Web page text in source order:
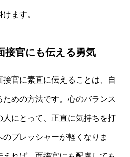
ます。
接官にも伝える勇気
接官に素直に伝えることは、自
めの方法です。心のバランス
にとって、正直に気持ちを打
プレッシャーが軽くなりま